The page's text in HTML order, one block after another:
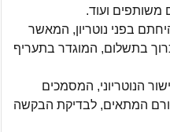
משותפים ועוד.
בפני נוטריון, המאשר
בתשלום, המוגדר בתעריף
הנוטריוני, המסמכים
המתאים, לבדיקת הבקשה